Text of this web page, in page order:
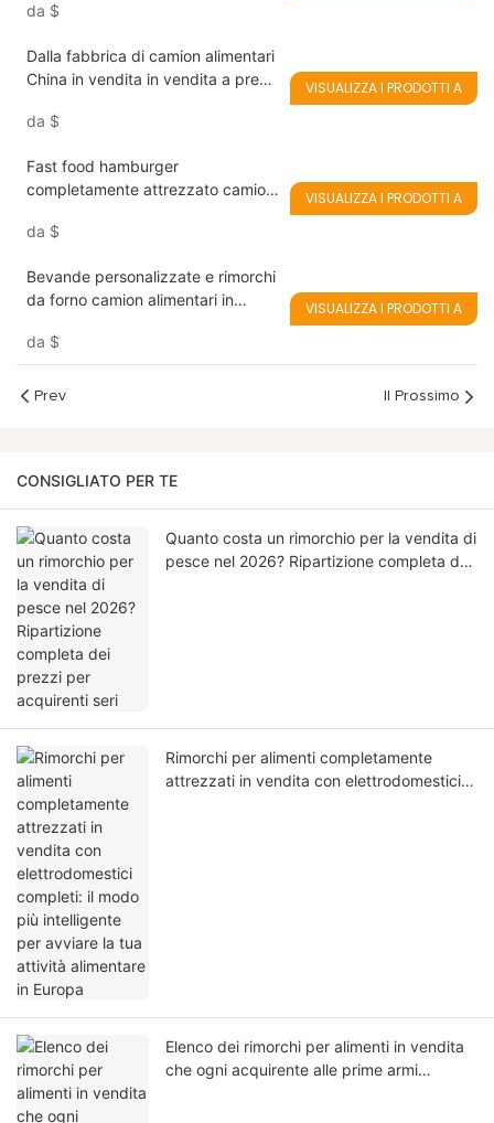
da $
Dalla fabbrica di camion alimentari
China in vendita in vendita a prezzi
pista
da $
VISUALIZZA I PRODOTTI A
Fast food hamburger
completamente attrezzato camion
da $
VISUALIZZA I PRODOTTI A
Bevande personalizzate e rimorchi
da forno camion alimentari in
da $
VISUALIZZA I PRODOTTI A
Prev Il Prossimo
CONSIGLIATO PER TE
Quanto costa un rimorchio per la vendita di
pesce nel 2026? Ripartizione completa dei
Rimorchi per alimenti completamente
attrezzati in vendita con elettrodomestici
Elenco dei rimorchi per alimenti in vendita
che ogni acquirente alle prime armi